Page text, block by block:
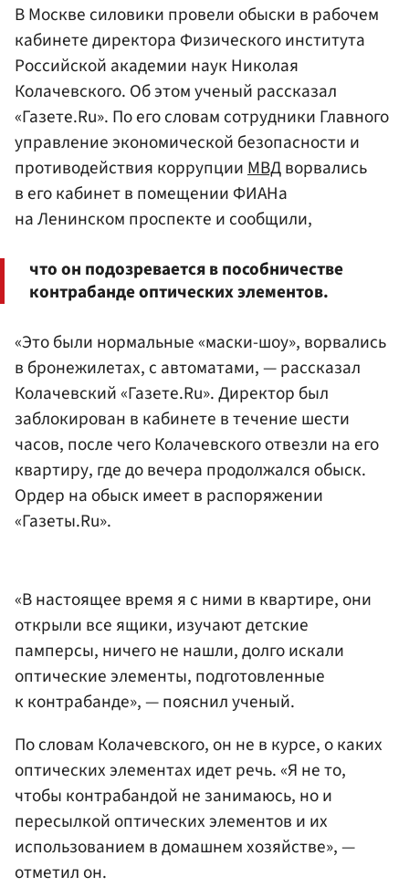
В Москве силовики провели обыски в рабочем
кабинете директора Физического института
Российской академии наук Николая
Колачевского. Об этом ученый рассказал
«Газете.Ru». По его словам сотрудники Главного
управление экономической безопасности и
противодействия коррупцииМВДворвались
в его кабинет в помещении ФИАНа
на Ленинском проспекте и сообщили,
что он подозревается в пособничестве
контрабанде оптических элементов.
«Это были нормальные «маски-шоу», ворвались
в бронежилетах, с автоматами, — рассказал
Колачевский «Газете.Ru». Директор был
заблокирован в кабинете в течение шести
часов, после чего Колачевского отвезли на его
квартиру, где до вечера продолжался обыск.
Ордер на обыск имеет в распоряжении
«Газеты.Ru».
«В настоящее время я с ними в квартире, они
открыли все ящики, изучают детские
памперсы, ничего не нашли, долго искали
оптические элементы, подготовленные
к контрабанде», — пояснил ученый.
По словам Колачевского, он не в курсе, о каких
оптических элементах идет речь. «Я не то,
чтобы контрабандой не занимаюсь, но и
пересылкой оптических элементов и их
использованием в домашнем хозяйстве», —
отметил он.